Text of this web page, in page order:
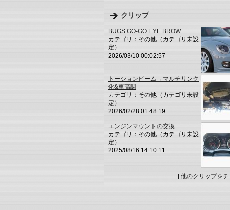
クリップ
BUGS GO-GO EYE BROW
カテゴリ：その他（カテゴリ未設
定）
2026/03/10 00:02:57
トーションビーム→マルチリンク
化&車高調
カテゴリ：その他（カテゴリ未設
定）
2026/02/28 01:48:19
エンジンマウントの交換
カテゴリ：その他（カテゴリ未設
定）
2025/08/16 14:10:11
[他のクリップをチ